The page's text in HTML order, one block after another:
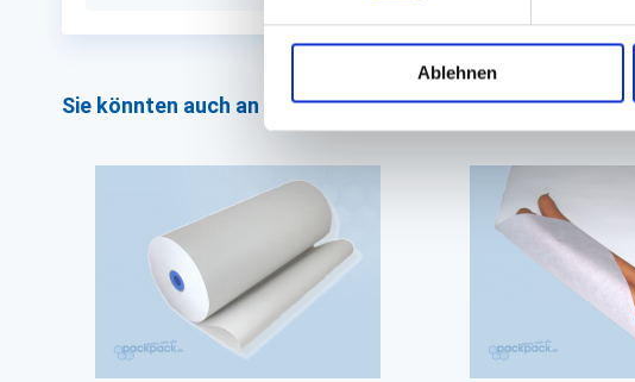
Ablehnen
Sie könnten auch an folgenden Artikeln interessiert sein